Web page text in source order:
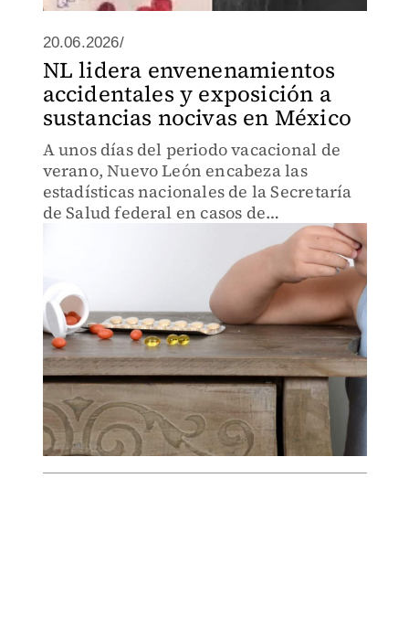
20.06.2026/
NL lidera envenenamientos
accidentales y exposición a
sustancias nocivas en México
A unos días del periodo vacacional de
verano, Nuevo León encabeza las
estadísticas nacionales de la Secretaría
de Salud federal en casos de